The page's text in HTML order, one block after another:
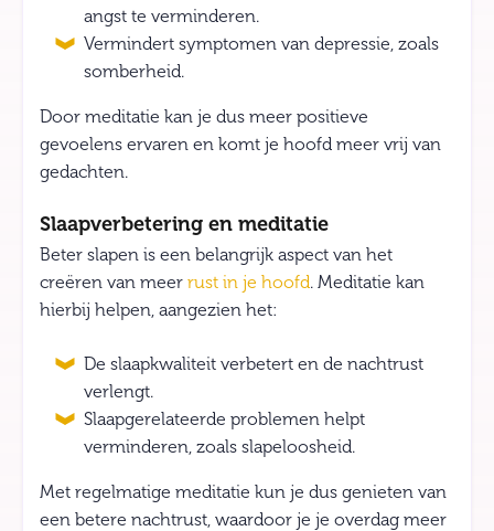
angst te verminderen.
Vermindert symptomen van depressie, zoals
somberheid.
Door meditatie kan je dus meer positieve
gevoelens ervaren en komt je hoofd meer vrij van
gedachten.
Slaapverbetering en meditatie
Beter slapen is een belangrijk aspect van het
creëren van meer rust in je hoofd. Meditatie kan
hierbij helpen, aangezien het:
De slaapkwaliteit verbetert en de nachtrust
verlengt.
Slaapgerelateerde problemen helpt
verminderen, zoals slapeloosheid.
Met regelmatige meditatie kun je dus genieten van
een betere nachtrust, waardoor je je overdag meer